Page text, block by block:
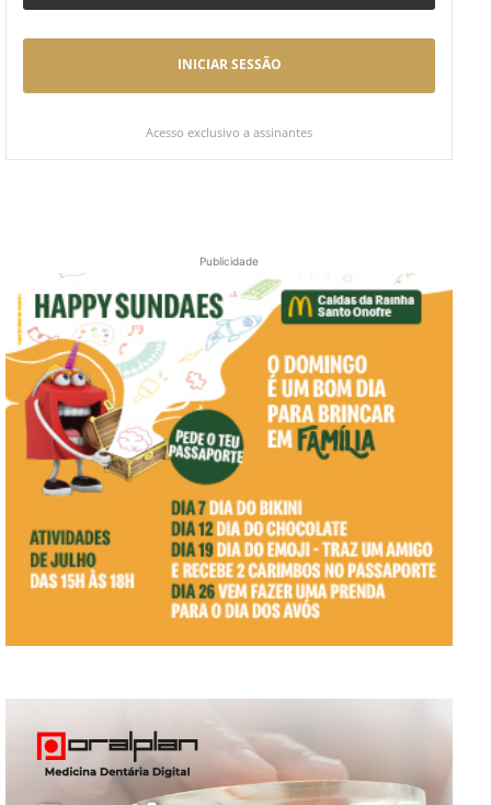
INICIAR SESSÃO
Acesso exclusivo a assinantes
Publicidade